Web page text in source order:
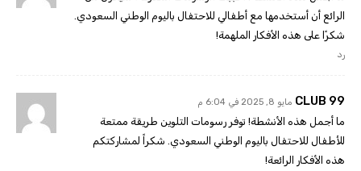
الرائع أن أستخدمها مع أطفالي للاحتفال باليوم الوطني السعودي.
شكرًا على هذه الأفكار الملهمة!
رد
99 CLUB مايو 8, 2025 في 6:04 م
ما أجمل هذه الأنشطة! توفر رسومات التلوين طريقة ممتعة
للأطفال للاحتفال باليوم الوطني السعودي. شكراً لمشاركتكم
هذه الأفكار الرائعة!